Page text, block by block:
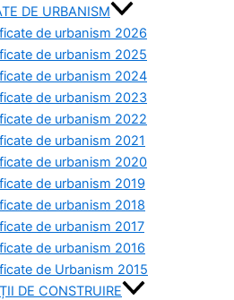
DE URBANISM
de urbanism 2026
de urbanism 2025
de urbanism 2024
de urbanism 2023
de urbanism 2022
de urbanism 2021
de urbanism 2020
de urbanism 2019
de urbanism 2018
de urbanism 2017
de urbanism 2016
de Urbanism 2015
DE CONSTRUIRE